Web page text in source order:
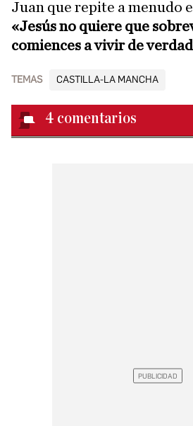
Juan que repite a menudo
«Jesús no quiere que
comiences a vivir de
TEMAS CASTILLA-LA MANCHA
4 comentarios